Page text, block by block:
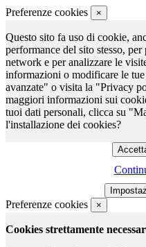
Preferenze cookies ×
Questo sito fa uso di cookie,
performance del sito stesso,
network e per analizzare le
informazioni o modificare le
avanzate" o visita la "Privacy
maggiori informazioni sui
tuoi dati personali, clicca su
l'installazione dei cookies?
Preferenze cookies ×
Cookies strettamente